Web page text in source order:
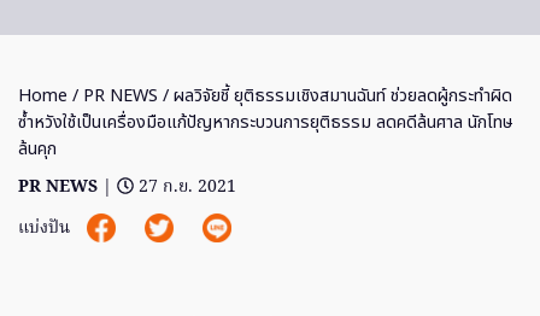
Home / PR NEWS / ผลวิจัยชี้ ยุติธรรมเชิงสมานฉันท์ ช่วยลดผู้กระทำผิด
ซ้ำหวังใช้เป็นเครื่องมือแก้ปัญหากระบวนการยุติธรรม ลดคดีล้นศาล นักโทษ
ล้นคุก
PR NEWS |
27 ก.ย. 2021
แบ่งปัน